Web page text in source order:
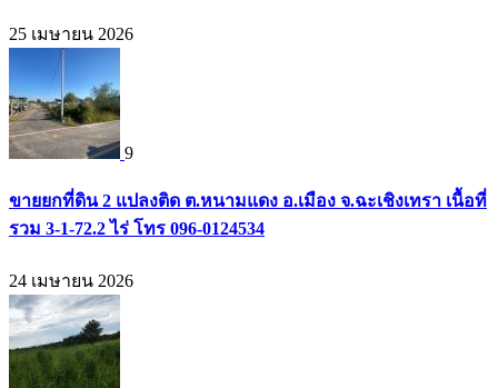
25 เมษายน 2026
9
ขายยกที่ดิน 2 แปลงติด ต.หนามแดง อ.เมือง จ.ฉะเชิงเทรา เนื้อที่
รวม 3-1-72.2 ไร่ โทร 096-0124534
24 เมษายน 2026